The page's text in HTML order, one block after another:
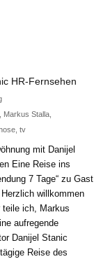
HR-Fernsehen
Markus Stalla,
tv
mit Danijel
Eine Reise ins
7 Tage“ zu Gast
willkommen
teile ich, Markus
aufregende
Danijel Stanic
Reise des